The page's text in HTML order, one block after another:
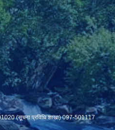
(सूचना प्रविधि शाखा) 097-501117